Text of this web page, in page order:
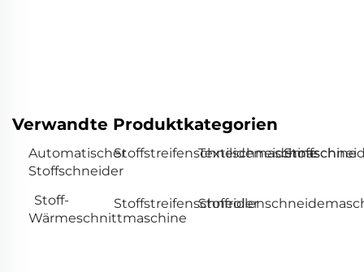
Verwandte Produktkategorien
Automatischer
Stoffschneider
Stoffstreifenschneidemaschine
Textilschneidemaschine
Stoff-
Wärmeschnittmaschine
Stoffstreifenschneider